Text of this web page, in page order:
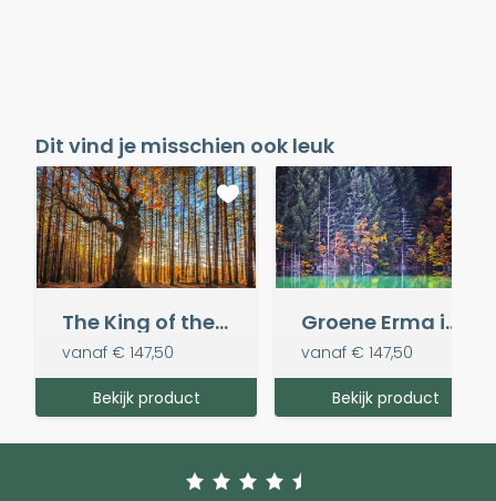
Dit vind je misschien ook leuk
The King of the Forest
vanaf € 147,50
Bekijk product
Groene Erma in de herfst
vanaf € 147,50
Bekijk product